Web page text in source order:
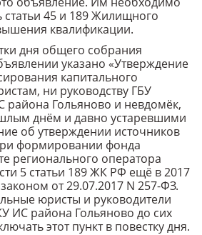
статьи 45 и 189 Жилищного
квалификации.
дня общего собрания
указано «Утверждение
капитального
ни руководству ГБУ
Гольяново и невдомёк,
днём и давно устаревшими
об утверждении источников
формировании фонда
регионального оператора
5 статьи 189 ЖК РФ ещё в 2017
от 29.07.2017 N 257-ФЗ.
юристы и руководители
ИС района Гольяново до сих
этот пункт в повестку дня.